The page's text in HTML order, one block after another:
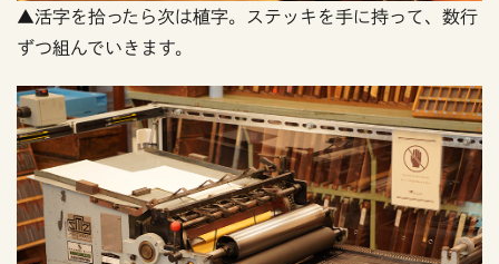
▲活字を拾ったら次は植字。ステッキを手に持って、数行
ずつ組んでいきます。